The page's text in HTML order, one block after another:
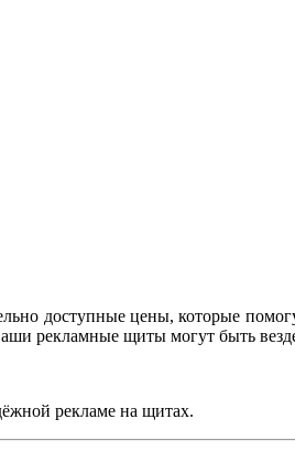
доступные цены, которые
рекламные щиты могут быть
рекламе на щитах.